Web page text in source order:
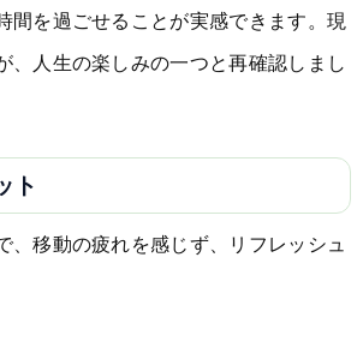
間を過ごせることが実感できます。現
、人生の楽しみの一つと再確認しまし
ト
、移動の疲れを感じず、リフレッシュ